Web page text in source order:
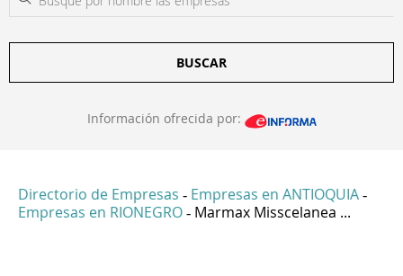
BUSCAR
Información ofrecida por:
Directorio de Empresas - Empresas en ANTIOQUIA -
Empresas en RIONEGRO - Marmax Misscelanea ...